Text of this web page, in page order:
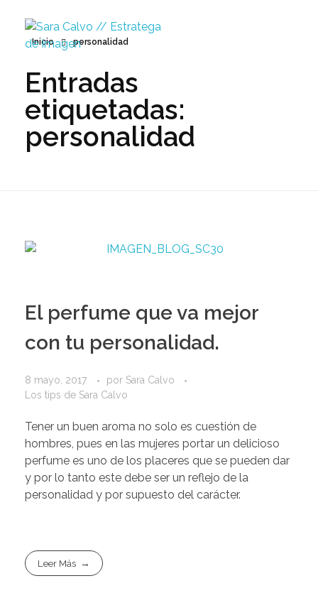
Sara Calvo // Estratega de Imagen
Inicio personalidad
Entradas
etiquetadas:
personalidad
El perfume que va mejor
con tu personalidad.
8 mayo, 2017 por Sara Calvo
Los tips de Sara Calvo
Tener un buen aroma no solo es cuestión de
hombres, pues en las mujeres portar un delicioso
perfume es uno de los placeres que se pueden dar
y por lo tanto este debe ser un reflejo de la
personalidad y por supuesto del carácter.
Leer Más